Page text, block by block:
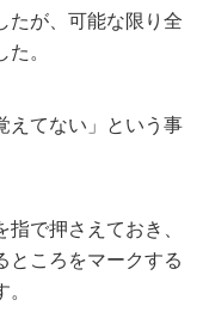
たが、可能な限り全
。
えてない」という事
で押さえておき、
ところをマークする